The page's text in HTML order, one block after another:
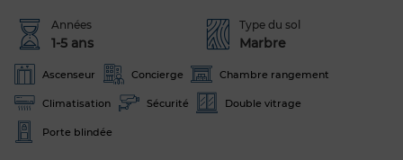
Années
1-5 ans
Type du sol
Marbre
Ascenseur Concierge Chambre rangement
Climatisation Sécurité Double vitrage
Porte blindée